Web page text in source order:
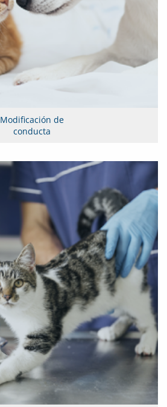
Modificación de
conducta